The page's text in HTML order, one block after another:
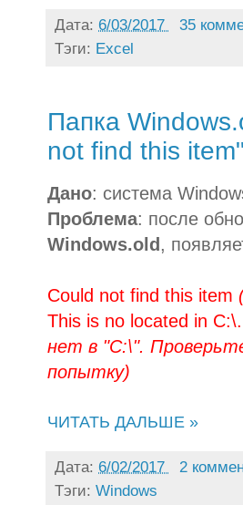
Дата: 6/03/2017
35
Тэги: Excel
Папка
not find this
Дано: система
Проблема: после
Windows.old ,
Could not find this item
This is no located in
нет в "С:\".
попытку)
ЧИТАТЬ ДАЛЬШЕ »
Дата: 6/02/2017
2
Тэги: Windows